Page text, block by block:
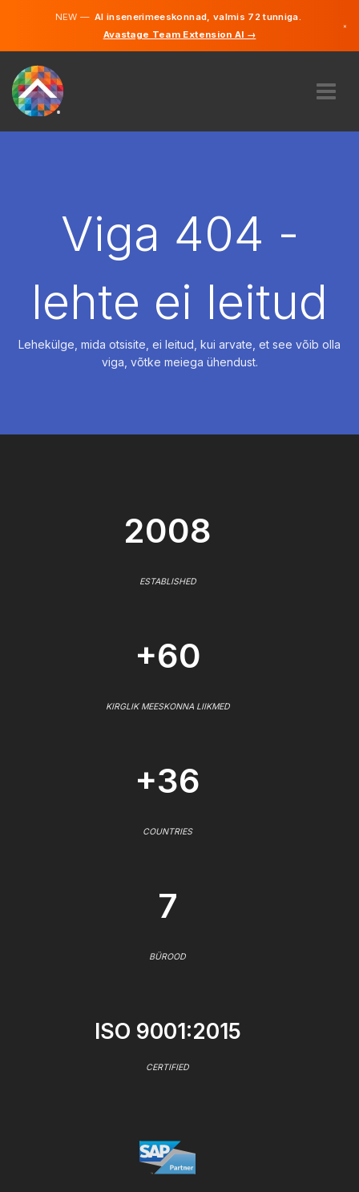
NEW —AI insenerimeeskonnad, valmis 72 tunniga.
Avastage Team Extension AI →
×
PALKAMAViga 404 -
lehte ei leitud
Lehekülge, mida otsisite, ei leitud, kui arvate, et see võib olla
viga, võtke meiega ühendust.
2008
ESTABLISHED
+60
KIRGLIK MEESKONNA LIIKMED
+36
COUNTRIES
7
BÜROOD
ISO 9001:2015
CERTIFIED